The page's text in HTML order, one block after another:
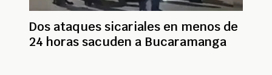
Dos ataques sicariales en menos de
24 horas sacuden a Bucaramanga